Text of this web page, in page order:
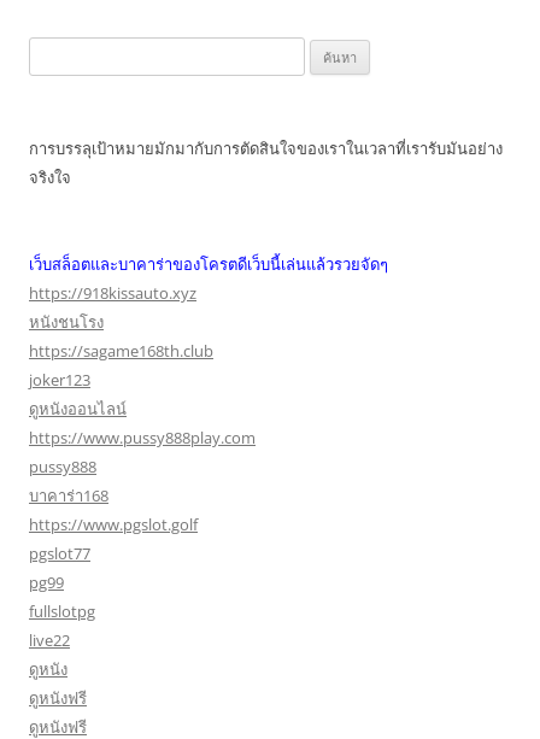
สำหรับ:
การบรรลุเป้าหมายมักมากับการตัดสินใจของเราในเวลาที่เรารับมันอย่าง
จริงใจ
เว็บสล็อตและบาคาร่าของโครตดีเว็บนี้เล่นแล้วรวยจัดๆ
https://918kissauto.xyz
หนังชนโรง
https://sagame168th.club
joker123
ดูหนังออนไลน์
https://www.pussy888play.com
pussy888
บาคาร่า168
https://www.pgslot.golf
pgslot77
pg99
fullslotpg
live22
ดูหนัง
ดูหนังฟรี
ดูหนังฟรี